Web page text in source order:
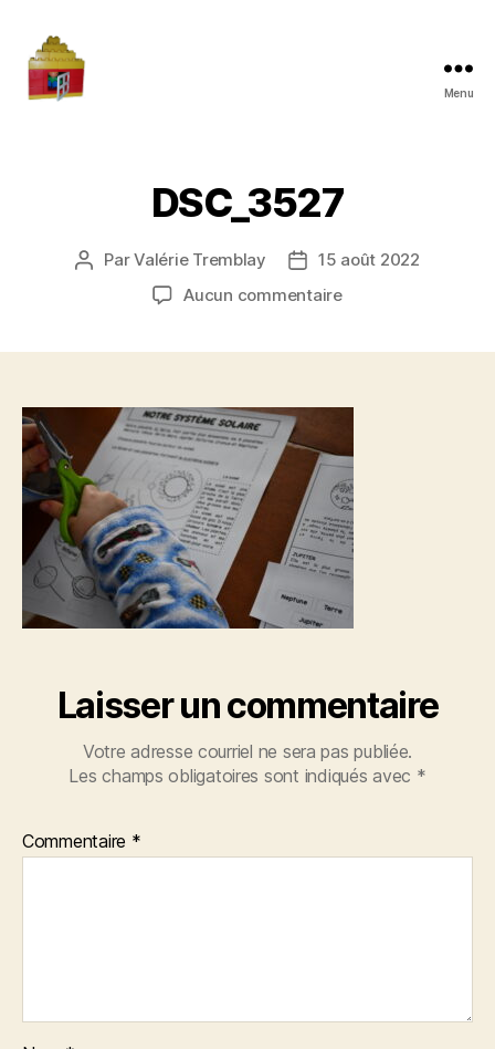
Menu
DSC_3527
Auteur
ParValérie Tremblay
Date
de
15 août 2022
Aucun commentairesur
Laisser un commentaire
Votre adresse courriel ne sera pas publiée.
Les champs obligatoires sont indiqués avec *
Commentaire *